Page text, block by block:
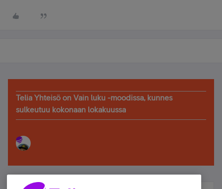
Telia Yhteisö on Vain luku -moodissa, kunnes
sulkeutuu kokonaan lokakuussa